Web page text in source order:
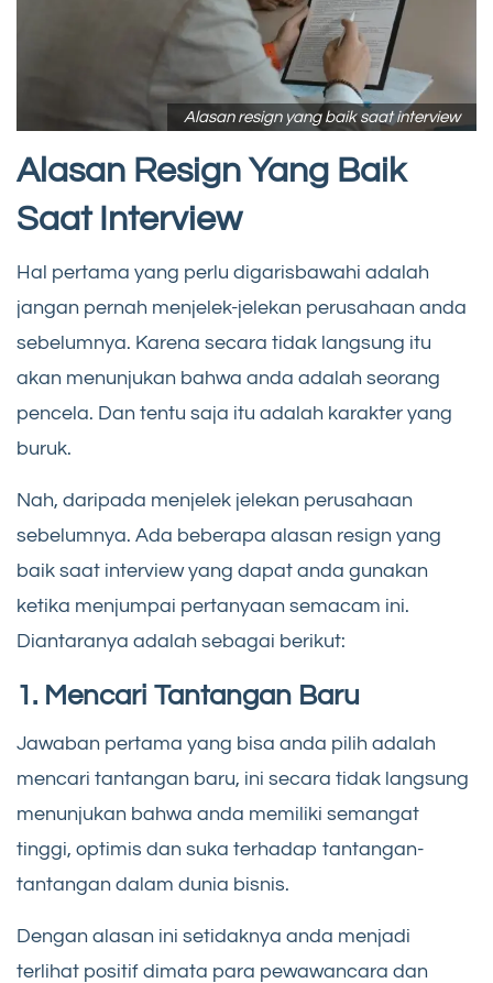
Alasan resign yang baik saat interview
Alasan Resign Yang Baik
Saat Interview
Hal pertama yang perlu digarisbawahi adalah
jangan pernah menjelek-jelekan perusahaan anda
sebelumnya. Karena secara tidak langsung itu
akan menunjukan bahwa anda adalah seorang
pencela. Dan tentu saja itu adalah karakter yang
buruk.
Nah, daripada menjelek jelekan perusahaan
sebelumnya. Ada beberapa alasan resign yang
baik saat interview yang dapat anda gunakan
ketika menjumpai pertanyaan semacam ini.
Diantaranya adalah sebagai berikut:
1. Mencari Tantangan Baru
Jawaban pertama yang bisa anda pilih adalah
mencari tantangan baru, ini secara tidak langsung
menunjukan bahwa anda memiliki semangat
tinggi, optimis dan suka terhadap tantangan-
tantangan dalam dunia bisnis.
Dengan alasan ini setidaknya anda menjadi
terlihat positif dimata para pewawancara dan